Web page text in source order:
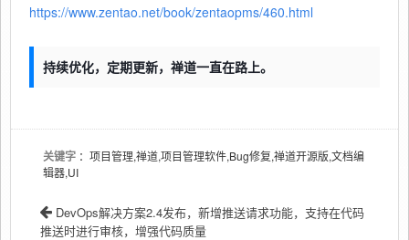
https://www.zentao.net/book/zentaopms/460.html
持续优化，定期更新，禅道一直在路上。
关键字 ：项目管理,禅道,项目管理软件,Bug修复,禅道开源版,文档编
辑器,UI
DevOps解决方案2.4发布，新增推送请求功能，支持在代码
推送时进行审核，增强代码质量